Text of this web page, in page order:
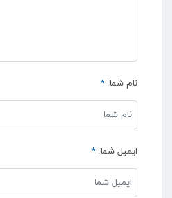
نام شما: *
ایمیل شما: *